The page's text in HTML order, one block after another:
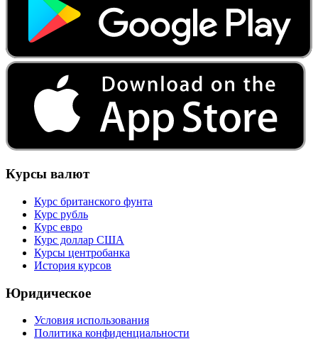
Курсы валют
Курс британского фунта
Курс рубль
Курс евро
Курс доллар США
Курсы центробанка
История курсов
Юридическое
Условия использования
Политика конфиденциальности